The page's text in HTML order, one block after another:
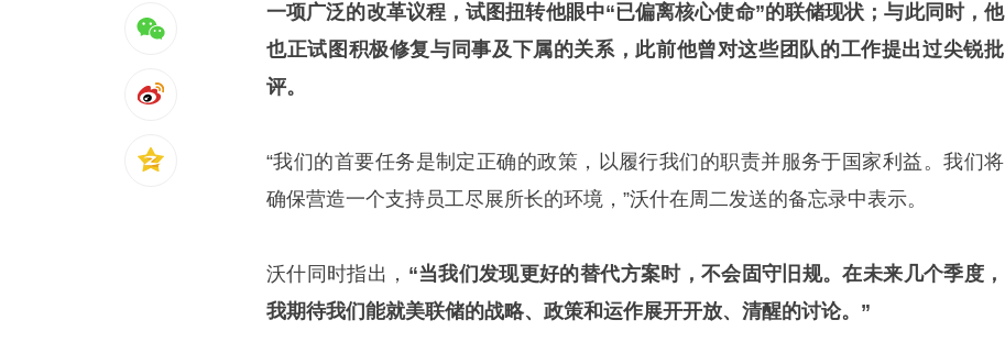
一项广泛的改革议程，试图扭转他眼中“已偏离核心使命”的联储现状；与此同时，他
也正试图积极修复与同事及下属的关系，此前他曾对这些团队的工作提出过尖锐批
评。
“我们的首要任务是制定正确的政策，以履行我们的职责并服务于国家利益。我们将
确保营造一个支持员工尽展所长的环境，”沃什在周二发送的备忘录中表示。
沃什同时指出， “当我们发现更好的替代方案时，不会固守旧规。在未来几个季度，
我期待我们能就美联储的战略、政策和运作展开开放、清醒的讨论。”